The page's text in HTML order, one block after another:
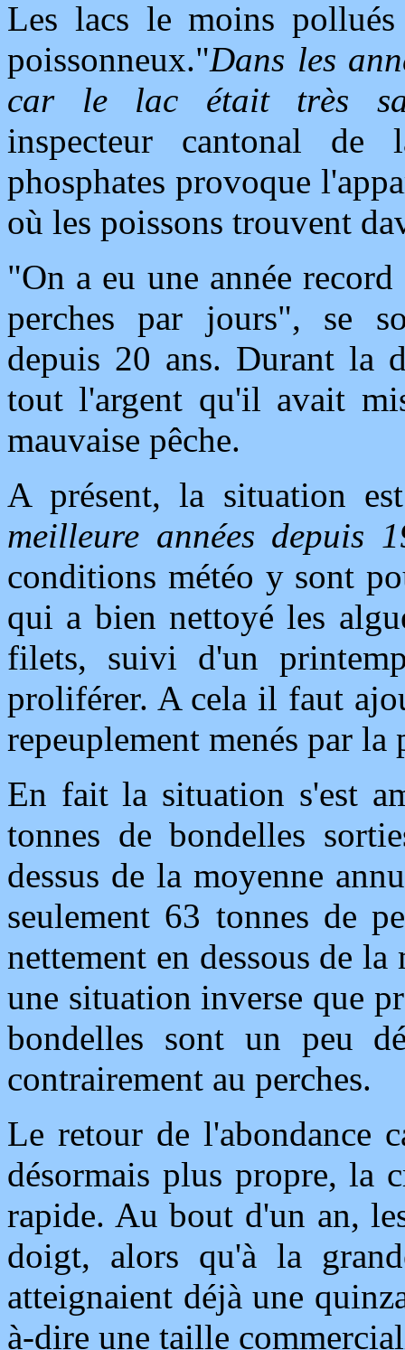
Les lacs le moins
poissonneux."Dans les
car le lac était très
inspecteur cantonal
phosphates provoque
où les poissons trouvent
"On a eu une année
perches par jours", se
depuis 20 ans. Durant la
tout l'argent qu'il avait
mauvaise pêche.
A présent, la situation
meilleure années depuis
conditions météo y sont
qui a bien nettoyé les
filets, suivi d'un
proliférer. A cela il faut
repeuplement menés par
En fait la situation s'est
tonnes de bondelles
dessus de la moyenne
seulement 63 tonnes de
nettement en dessous de
une situation inverse que
bondelles sont un peu
contrairement au perches.
Le retour de l'abondance
désormais plus propre, la
rapide. Au bout d'un an,
doigt, alors qu'à la
atteignaient déjà une
à-dire une taille